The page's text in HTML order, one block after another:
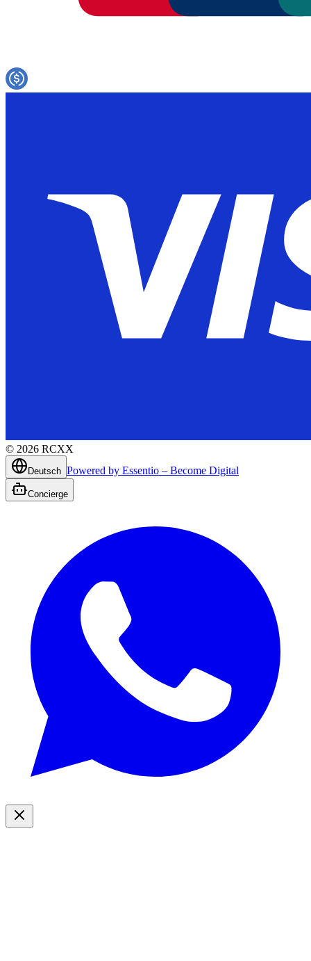
© 2026 RCXX
Deutsch Powered by Essentio – Become Digital
Concierge